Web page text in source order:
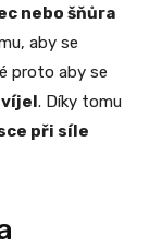
nebo šňůra
aby se
proto aby se
. Díky tomu
při síle